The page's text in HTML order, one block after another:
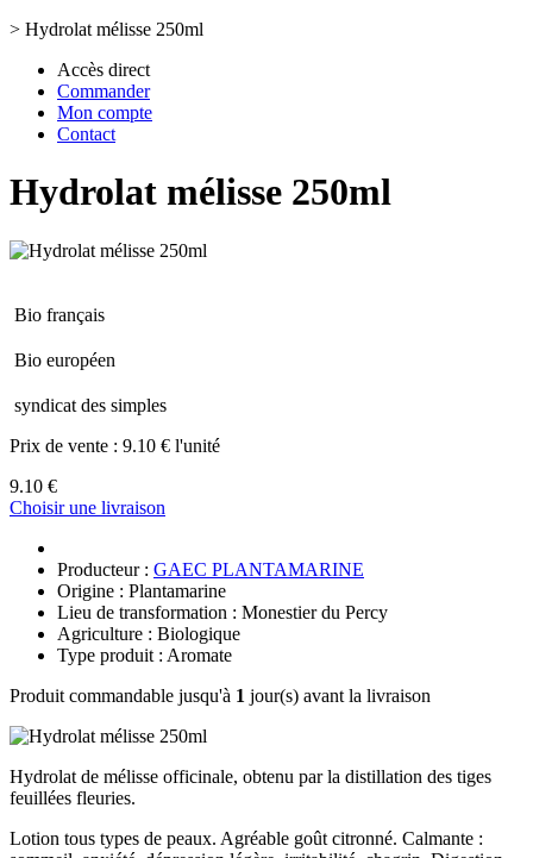
> Hydrolat mélisse 250ml
Accès direct
Commander
Mon compte
Contact
Hydrolat mélisse 250ml
Bio français
Bio européen
syndicat des simples
Prix de vente : 9.10 € l'unité
9.10 €
Choisir une livraison
Producteur : GAEC PLANTAMARINE
Origine : Plantamarine
Lieu de transformation : Monestier du Percy
Agriculture : Biologique
Type produit : Aromate
Produit commandable jusqu'à 1 jour(s) avant la livraison
Hydrolat de mélisse officinale, obtenu par la distillation des tiges
feuillées fleuries.
Lotion tous types de peaux. Agréable goût citronné. Calmante :